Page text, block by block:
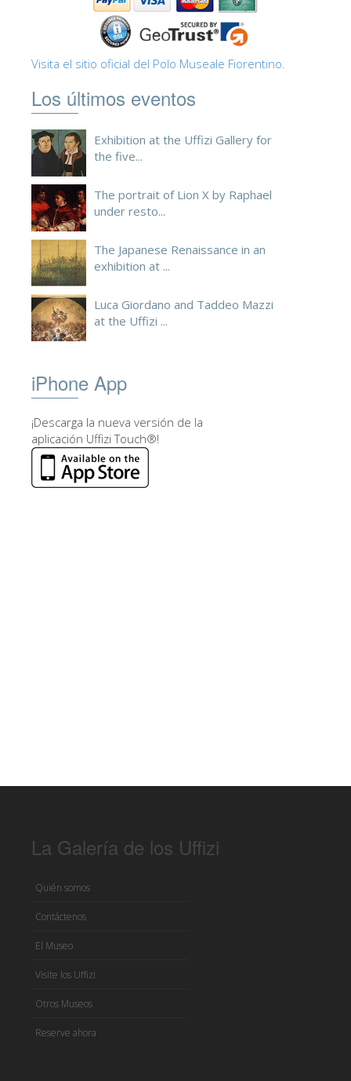
Visita el sitio oficial del Polo Museale Fiorentino.
Los últimos eventos
Exhibition at the Uffizi Gallery for
the five...
The portrait of Lion X by Raphael
under resto...
The Japanese Renaissance in an
exhibition at ...
Luca Giordano and Taddeo Mazzi
at the Uffizi ...
iPhone App
¡Descarga la nueva versión de la
aplicación Uffizi Touch®!
La Galería de los Uffizi
Quién somos
Contáctenos
El Museo
Visite los Uffizi
Otros Museos
Reserve ahora